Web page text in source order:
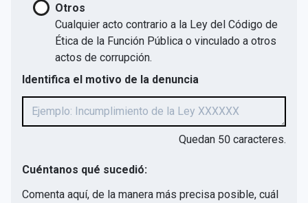
Otros
Cualquier acto contrario a la Ley del Código de
Ética de la Función Pública o vinculado a otros
actos de corrupción.
Identifica el motivo de la denuncia
Quedan 50 caracteres.
Cuéntanos qué sucedió:
Comenta aquí, de la manera más precisa posible, cuál